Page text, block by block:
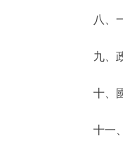
八、一
九、政
十、國
十一、